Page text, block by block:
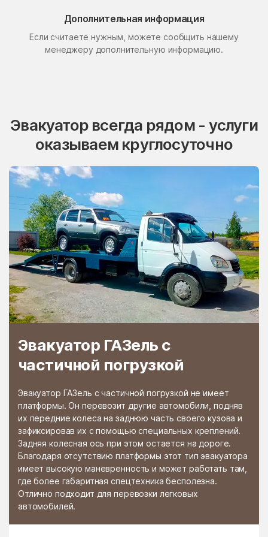
Дополнительная информация
Если считаете нужным, можете сообщить нашему
менеджеру дополнительную информацию.
Эвакуатор всегда рядом - услуги
оказываем круглосуточно
Эвакуатор ГАЗель с
частичной погрузкой
Эвакуатор ГАЗель с частичной погрузкой не имеет
платформы. Он перевозит другие автомобили, подняв
их передние колеса на заднюю часть своего кузова и
зафиксировав их с помощью специальных креплений.
Задняя колесная ось при этом остается на дороге.
Благодаря отсутствию платформы этот тип эвакуатора
имеет высокую маневренность и может работать там,
где более габаритная спецтехника бесполезна.
Отлично подходит для перевозки легковых
автомобилей.
Поселок Свиблово Поселок Сосновка
посёлок станции
Бронницы
Поселок Терехово
Пролетарский Протвино
Пуршево Путилково
Пушкино
Пышлицы
Радужный Радумля
Развилка Район Аэропорт
Раменки Раменское
Раменской
агрохимстанции РАОС
Растуново
Ратчино Рахманово
Реутово Речицы
Решетниково Решоткино
Ржавки Рогачёво
Роговское Поселение Родники
Рождествено Ромашково
Рошаль Руза
Румянцево Рыбное
Рыболово Рылеево